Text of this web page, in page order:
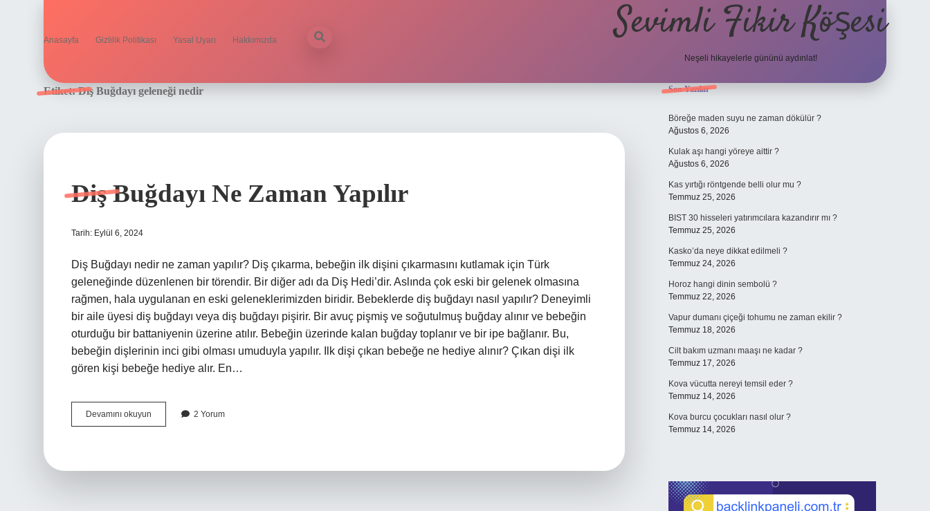
Anasayfa Gizlilik Politikası Yasal Uyarı Hakkımızda Sevimli Fikir Köşesi
Neşeli hikayelerle gününü aydınlat!
Etiket:Diş Buğdayı geleneği nedir
Diş Buğdayı Ne Zaman Yapılır
Tarih: Eylül 6, 2024
Diş Buğdayı nedir ne zaman yapılır? Diş çıkarma, bebeğin ilk dişini çıkarmasını kutlamak için Türk
geleneğinde düzenlenen bir törendir. Bir diğer adı da Diş Hedi’dir. Aslında çok eski bir gelenek olmasına
rağmen, hala uygulanan en eski geleneklerimizden biridir. Bebeklerde diş buğdayı nasıl yapılır? Deneyimli
bir aile üyesi diş buğdayı veya diş buğdayı pişirir. Bir avuç pişmiş ve soğutulmuş buğday alınır ve bebeğin
oturduğu bir battaniyenin üzerine atılır. Bebeğin üzerinde kalan buğday toplanır ve bir ipe bağlanır. Bu,
bebeğin dişlerinin inci gibi olması umuduyla yapılır. Ilk dişi çıkan bebeğe ne hediye alınır? Çıkan dişi ilk
gören kişi bebeğe hediye alır. En…
Devamını okuyun
Buğdayı
2 Yorum
Sidebar
Son Yazılar
Böreğe maden suyu ne zaman dökülür ?
Ağustos 6, 2026
Kulak aşı hangi yöreye aittir ?
Ağustos 6, 2026
Kas yırtığı röntgende belli olur mu ?
Temmuz 25, 2026
BIST 30 hisseleri yatırımcılara kazandırır mı ?
Temmuz 25, 2026
Kasko’da neye dikkat edilmeli ?
Temmuz 24, 2026
Horoz hangi dinin sembolü ?
Temmuz 22, 2026
Vapur dumanı çiçeği tohumu ne zaman ekilir ?
Temmuz 18, 2026
Cilt bakım uzmanı maaşı ne kadar ?
Temmuz 17, 2026
Kova vücutta nereyi temsil eder ?
Temmuz 14, 2026
Kova burcu çocukları nasıl olur ?
Temmuz 14, 2026